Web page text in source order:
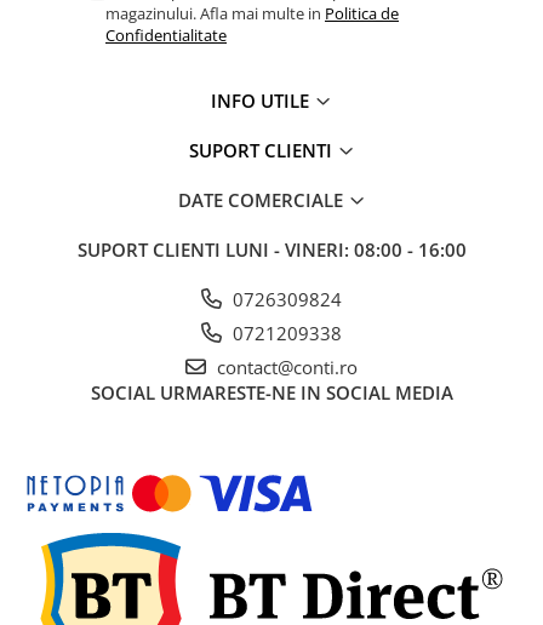
Echipamente de ridicat
Accesorii pentru depozitare,
Carote diamantate
Masini de sapat santuri (Trenchere)
Tubulatura evacuare deseuri
Parapeti rutieri
Arzatoare izolatii cu gaz
Scule si unelte
Scule electrice
magazinului. Afla mai multe in Politica de
Confidentialitate
INFO UTILE
SUPORT CLIENTI
DATE COMERCIALE
SUPORT CLIENTI LUNI - VINERI: 08:00 - 16:00
0726309824
0721209338
contact@conti.ro
SOCIAL URMARESTE-NE IN SOCIAL MEDIA